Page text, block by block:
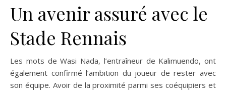
Un avenir assuré avec le
Stade Rennais
Les mots de Wasi Nada, l’entraîneur de Kalimuendo, ont
également confirmé l’ambition du joueur de rester avec
son équipe. Avoir de la proximité parmi ses coéquipiers et